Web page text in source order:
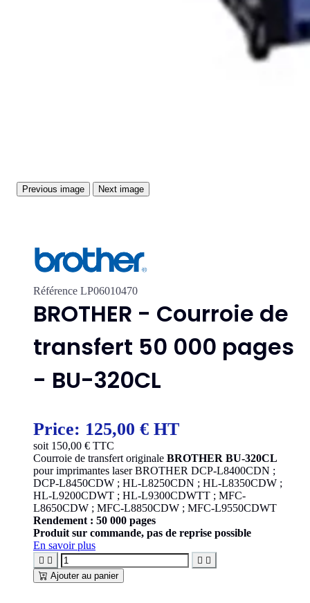
Previous image Next image
Référence LP06010470
BROTHER - Courroie de
transfert 50 000 pages
- BU-320CL
Price: 125,00 € HT
soit 150,00 € TTC
Courroie de transfert originale BROTHER BU-320CL
pour imprimantes laser BROTHER DCP-L8400CDN ;
DCP-L8450CDW ; HL-L8250CDN ; HL-L8350CDW ;
HL-L9200CDWT ; HL-L9300CDWTT ; MFC-
L8650CDW ; MFC-L8850CDW ; MFC-L9550CDWT
Rendement : 50 000 pages
Produit sur commande, pas de reprise possible
En savoir plus
   
Ajouter au panier